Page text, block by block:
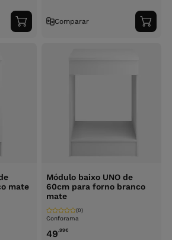
Adicionar
ao
Comparar
ao
mate
Módulo baixo UNO de
60cm para forno branco
mate
Conforama
(0)
49,99€